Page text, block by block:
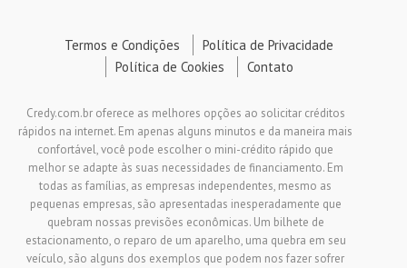
Termos e Condições
Política de Privacidade
Política de Cookies
Contato
Credy.com.br oferece as melhores opções ao solicitar créditos
rápidos na internet. Em apenas alguns minutos e da maneira mais
confortável, você pode escolher o mini-crédito rápido que
melhor se adapte às suas necessidades de financiamento. Em
todas as famílias, as empresas independentes, mesmo as
pequenas empresas, são apresentadas inesperadamente que
quebram nossas previsões econômicas. Um bilhete de
estacionamento, o reparo de um aparelho, uma quebra em seu
veículo, são alguns dos exemplos que podem nos fazer sofrer